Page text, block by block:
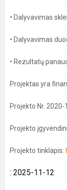
• Dalyvavimas
• Dalyvavimas
• Rezultatų
Projektas yra
Projekto Nr.
Projekto
Projekto tinklapis:
: 2025-11-12